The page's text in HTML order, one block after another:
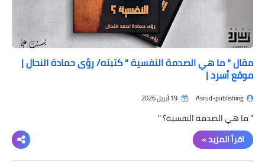
مقال " ما هي الصدمة النفسية " كتبته/ رؤى حمادة النحال |
موقع أسرد |
Asrud-publishing
" ما هي الصدمة النفسية؟ "
اقرأ المزيد »
قصص
شيرين رضا موقع أسرد